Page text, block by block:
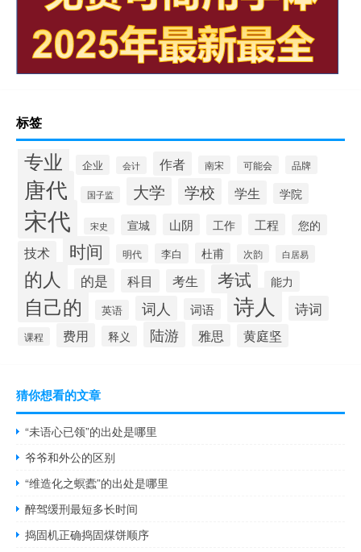
标签
专业 企业 会计 作者 南宋 可能会 品牌
唐代 国子监 大学 学校 学生 学院
宋代 宋史 宣城 山阴 工作 工程 您的
技术 时间 明代 李白 杜甫 次韵 白居易
的人 的是 科目 考生 考试 能力
自己的 英语 词人 词语 诗人 诗词
课程 费用 释义 陆游 雅思 黄庭坚
猜你想看的文章
“未语心已领”的出处是哪里
爷爷和外公的区别
“维造化之螟蠹”的出处是哪里
醉驾缓刑最短多长时间
捣固机正确捣固煤饼顺序